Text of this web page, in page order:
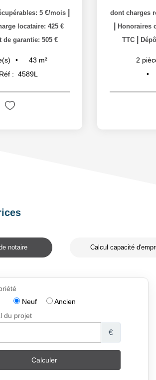
5 €/mois
locataire: 425 €
de garantie: 505 €
43 m²
Réf : 4589L
dont charges
Honoraires
TTC
2
notaire Calcul capacité